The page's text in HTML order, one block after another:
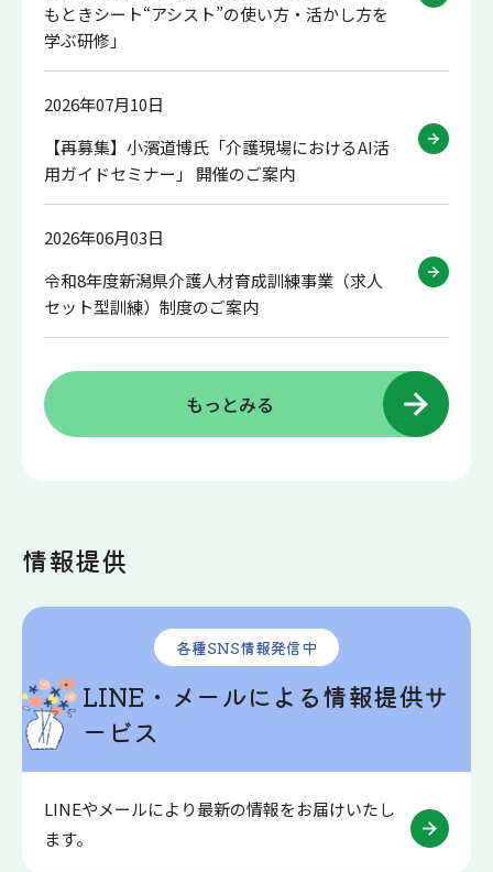
もときシート“アシスト”の使い方・活かし方を
学ぶ研修」
2026年07月10日
【再募集】小濱道博氏「介護現場におけるAI活
用ガイドセミナー」 開催のご案内
2026年06月03日
令和8年度新潟県介護人材育成訓練事業（求人
セット型訓練）制度のご案内
もっとみる
情報提供
各種SNS情報発信中
LINE・メールによる情報提供サ
ービス
LINEやメールにより最新の情報をお届けいたし
ます。